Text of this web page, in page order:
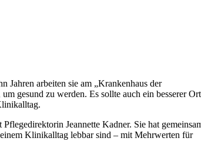
Jahren arbeiten sie am „Krankenhaus der
gesund zu werden. Es sollte auch ein besserer Ort
Jeannette Kadner. Sie hat
Klinikalltag lebbar sind – mit Mehrwerten für